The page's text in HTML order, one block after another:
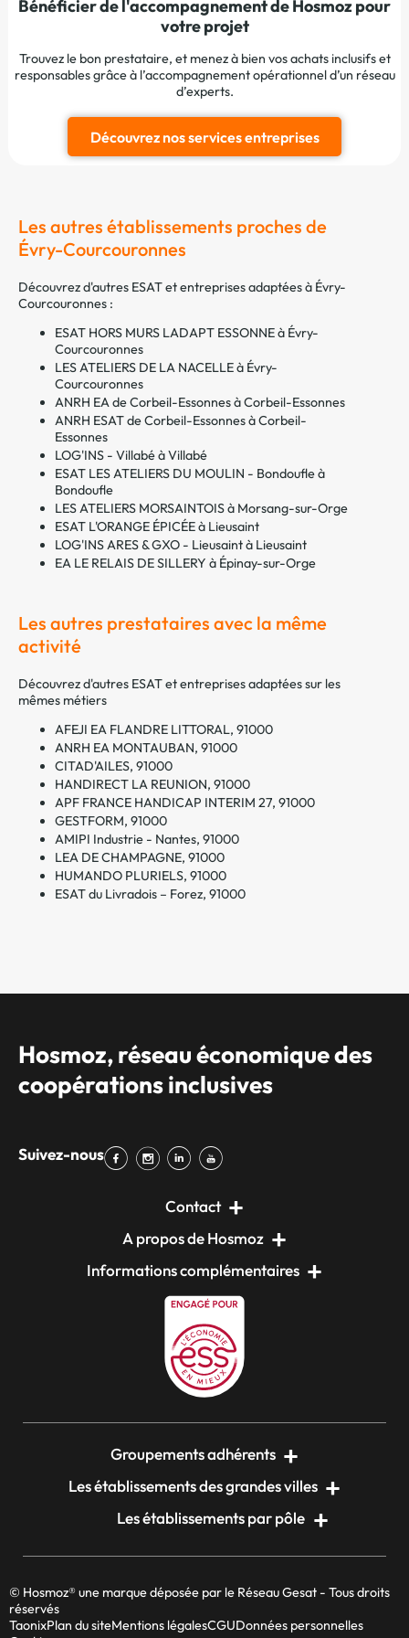
Bénéficier de l'accompagnement de Hosmoz pour
votre projet
Trouvez le bon prestataire, et menez à bien vos achats inclusifs et
responsables grâce à l’accompagnement opérationnel d’un réseau
d’experts.
Découvrez nos services entreprises
Les autres établissements proches de
Évry-Courcouronnes
Découvrez d'autres ESAT et entreprises adaptées à Évry-
Courcouronnes :
ESAT HORS MURS LADAPT ESSONNE à Évry-
Courcouronnes
LES ATELIERS DE LA NACELLE à Évry-
Courcouronnes
ANRH EA de Corbeil-Essonnes à Corbeil-Essonnes
ANRH ESAT de Corbeil-Essonnes à Corbeil-
Essonnes
LOG'INS - Villabé à Villabé
ESAT LES ATELIERS DU MOULIN - Bondoufle à
Bondoufle
LES ATELIERS MORSAINTOIS à Morsang-sur-Orge
ESAT L'ORANGE ÉPICÉE à Lieusaint
LOG'INS ARES & GXO - Lieusaint à Lieusaint
EA LE RELAIS DE SILLERY à Épinay-sur-Orge
Les autres prestataires avec la même
activité
Découvrez d'autres ESAT et entreprises adaptées sur les
mêmes métiers
AFEJI EA FLANDRE LITTORAL, 91000
ANRH EA MONTAUBAN, 91000
CITAD'AILES, 91000
HANDIRECT LA REUNION, 91000
APF FRANCE HANDICAP INTERIM 27, 91000
GESTFORM, 91000
AMIPI Industrie - Nantes, 91000
LEA DE CHAMPAGNE, 91000
HUMANDO PLURIELS, 91000
ESAT du Livradois – Forez, 91000
Hosmoz, réseau économique des
coopérations inclusives
Suivez-nous
Contact
A propos de Hosmoz
Informations complémentaires
Groupements adhérents
Les établissements des grandes villes
Les établissements par pôle
© Hosmoz® une marque déposée par le Réseau Gesat - Tous droits
réservés
TaonixPlan du siteMentions légalesCGUDonnées personnelles